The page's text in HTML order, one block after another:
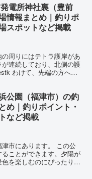
電所神社裏（豊前
情報まとめ｜釣りポ
スポットなど掲載
周りにはテトラ護岸があ
連続しており、北側の護
わけて、先端の方へは
公園（福津市）の釣
め｜釣りポイント・
など掲載
市にあります。 この公
ことができます。夕陽が
を楽しむのにぴったりで